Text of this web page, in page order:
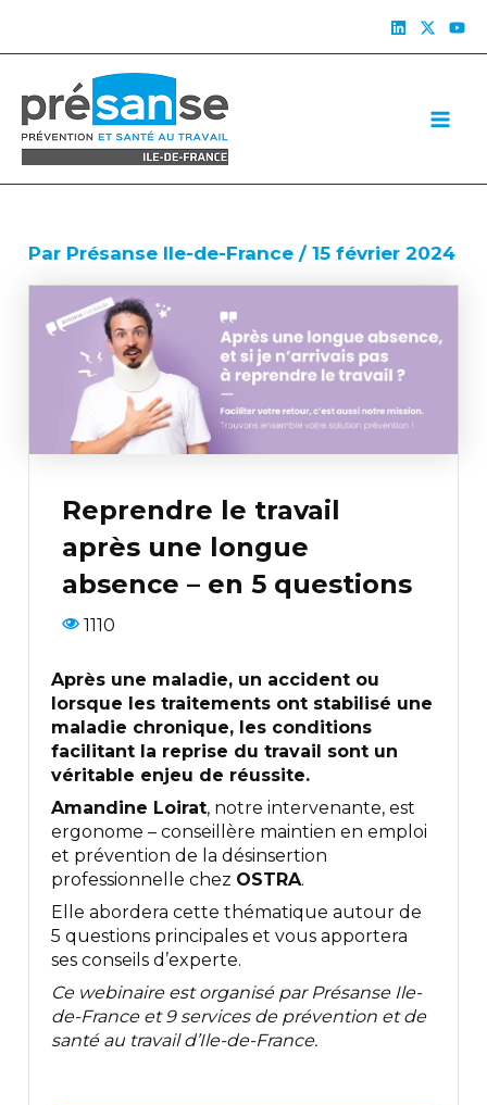
au
contenu
Par Présanse Ile-de-France/15 février 2024
Reprendre le travail
après une longue
absence – en 5 questions
1110
Après une maladie, un accident ou
lorsque les traitements ont stabilisé une
maladie chronique, les conditions
facilitant la reprise du travail sont un
véritable enjeu de réussite.
Amandine Loirat, notre intervenante, est
ergonome – conseillère maintien en emploi
et prévention de la désinsertion
professionnelle chez OSTRA.
Elle abordera cette thématique autour de
5 questions principales et vous apportera
ses conseils d’experte.
Ce webinaire est organisé par Présanse Ile-
de-France et 9 services de prévention et de
santé au travail d’Ile-de-France.